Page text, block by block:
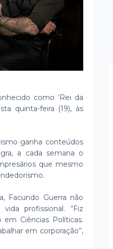
como ‘Rei da
quinta-feira (19), às
ganha conteúdos
a cada semana o
que mesmo
Facundo Guerra não
profissional. “Fiz
Ciências Políticas.
em corporação”,